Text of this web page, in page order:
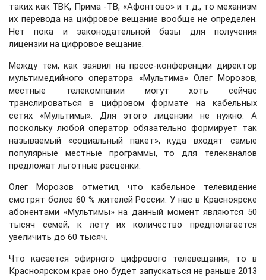
таких как ТВК, Прима -ТВ, «Афонтово» и т.д., то механизм
их перевода на цифровое вещание вообще не определен.
Нет пока и законодательной базы для получения
лицензии на цифровое вещание.
Между тем, как заявил на пресс-конференции директор
мультимедийного оператора «Мультима» Олег Морозов,
местные телекомпании могут хоть сейчас
транслироваться в цифровом формате на кабельных
сетях «Мультимы». Для этого лицензии не нужно. А
поскольку любой оператор обязательно формирует так
называемый «социальный пакет», куда входят самые
популярные местные программы, то для телеканалов
предложат льготные расценки.
Олег Морозов отметил, что кабельное телевидение
смотрят более 60 % жителей России. У нас в Красноярске
абонентами «Мультимы» на данный момент являются 50
тысяч семей, к лету их количество предполагается
увеличить до 60 тысяч.
Что касается эфирного цифрового телевещания, то в
Красноярском крае оно будет запускаться не раньше 2013